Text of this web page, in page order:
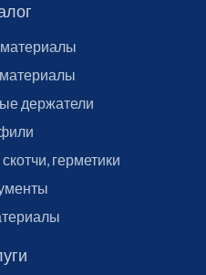
держатели
герметики